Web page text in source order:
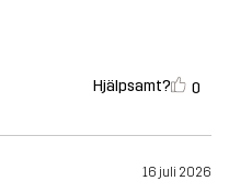
Hjälpsamt? 0
16 juli 2026